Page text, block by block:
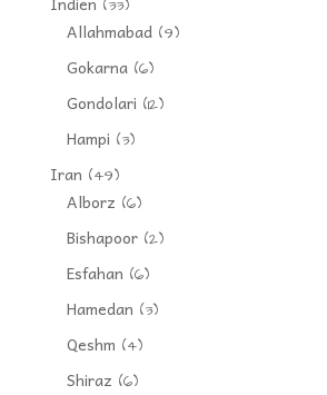
(33)
Allahmabad(9)
Gokarna(6)
Gondolari (12)
Hampi (3)
Iran (49)
Alborz (6)
Bishapoor(2)
Esfahan (6)
Hamedan (3)
Qeshm (4)
Shiraz (6)